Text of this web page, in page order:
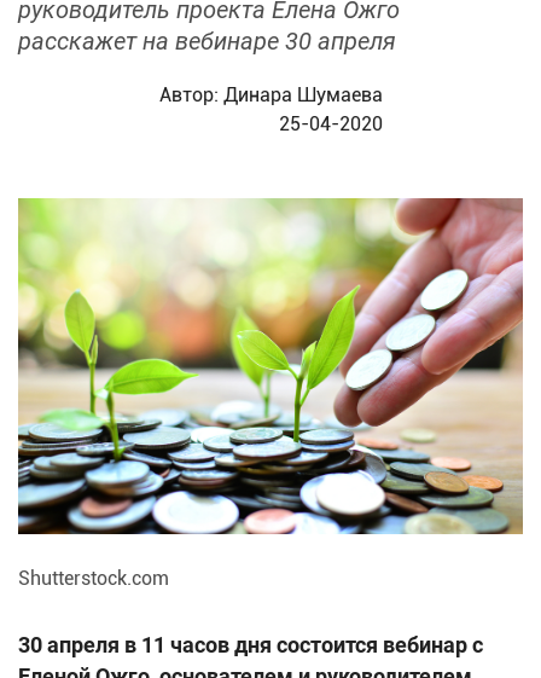
руководитель проекта Елена Ожго
расскажет на вебинаре 30 апреля
Автор: Динара Шумаева
25-04-2020
Shutterstock.com
30 апреля в 11 часов дня состоится вебинар с